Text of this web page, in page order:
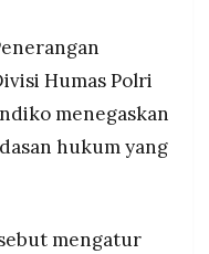
Humas Polri
menegaskan
hukum yang
mengatur